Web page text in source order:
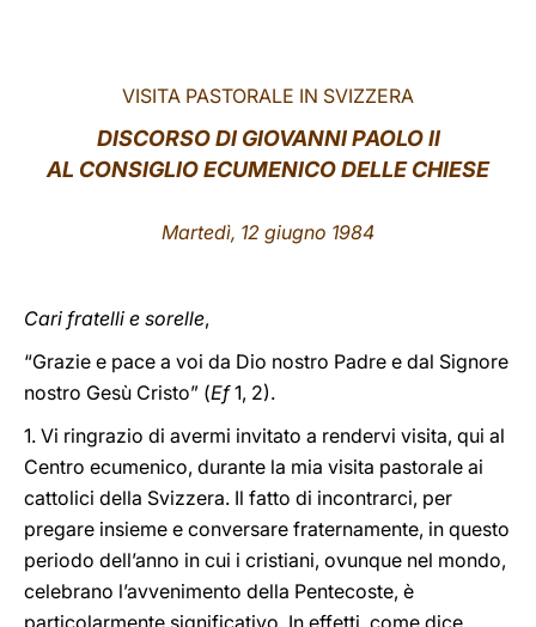
中文
LATINE
VISITA PASTORALE IN SVIZZERA
DISCORSODI GIOVANNI PAOLO II
AL CONSIGLIO ECUMENICO DELLE CHIESE
Martedì, 12 giugno 1984
Cari fratelli e sorelle,
“Grazie e pace a voi da Dio nostro Padre e dal Signore
nostro Gesù Cristo” (Ef1, 2).
1. Vi ringrazio di avermi invitato a rendervi visita, qui al
Centro ecumenico, durante la mia visita pastorale ai
cattolici della Svizzera. Il fatto di incontrarci, per
pregare insieme e conversare fraternamente, in questo
periodo dell’anno in cui i cristiani, ovunque nel mondo,
celebrano l’avvenimento della Pentecoste, è
particolarmente significativo. In effetti, come dice